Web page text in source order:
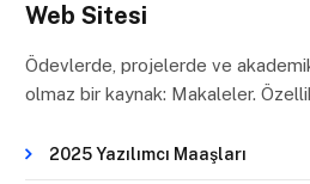
Web Sitesi
Ödevlerde, projelerde ve
olmaz bir kaynak: Makaleler.
2025 Yazılımcı Maaşları